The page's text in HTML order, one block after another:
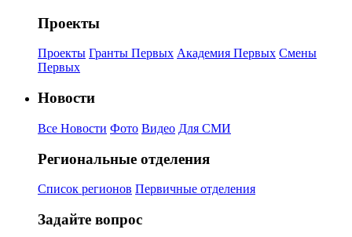
Проекты
Проекты Гранты Первых Академия Первых Смены
Первых
Новости
Все Новости Фото Видео Для СМИ
Региональные отделения
Список регионов Первичные отделения
Задайте вопрос